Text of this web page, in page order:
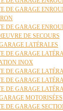
DE GARAGE
DE GARAGE
DE SECOURS
LATÉRALES
DE GARAGE
INOX
DE GARAGE
DE GARAGE
DE GARAGE
MOTORISÉES
DE GARAGE